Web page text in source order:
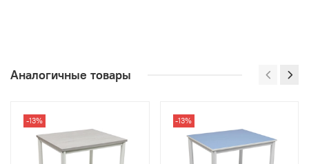
Аналогичные товары
-13% -13%